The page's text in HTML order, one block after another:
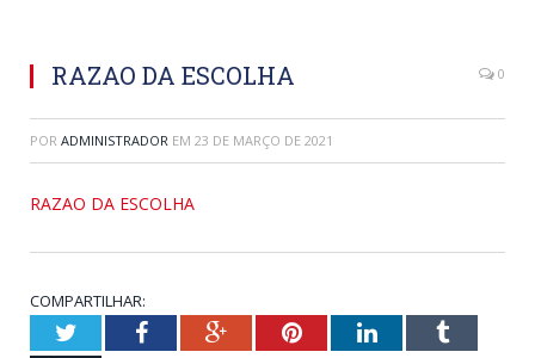
RAZAO DA ESCOLHA 0
POR ADMINISTRADOR EM 23 DE MARÇO DE 2021
RAZAO DA ESCOLHA
COMPARTILHAR:
TwitterFacebookGoogle+PinterestLinkedInTumblr